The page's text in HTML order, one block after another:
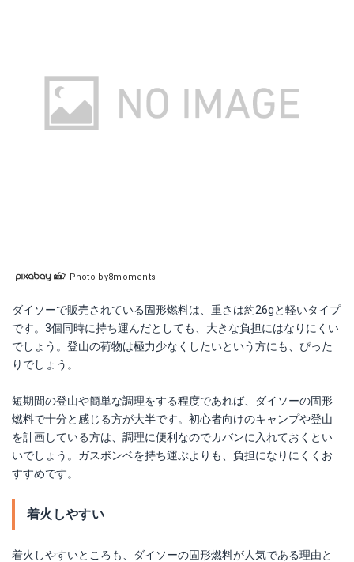
Photo by8moments
ダイソーで販売されている固形燃料は、重さは約26gと軽いタイプ
です。3個同時に持ち運んだとしても、大きな負担にはなりにくい
でしょう。登山の荷物は極力少なくしたいという方にも、ぴった
りでしょう。
短期間の登山や簡単な調理をする程度であれば、ダイソーの固形
燃料で十分と感じる方が大半です。初心者向けのキャンプや登山
を計画している方は、調理に便利なのでカバンに入れておくとい
いでしょう。ガスボンベを持ち運ぶよりも、負担になりにくくお
すすめです。
着火しやすい
着火しやすいところも、ダイソーの固形燃料が人気である理由と